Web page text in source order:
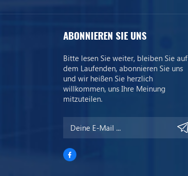
ABONNIEREN SIE UNS
Bitte lesen Sie weiter, bleiben Sie auf
dem Laufenden, abonnieren Sie uns
und wir heißen Sie herzlich
willkommen, uns Ihre Meinung
mitzuteilen.